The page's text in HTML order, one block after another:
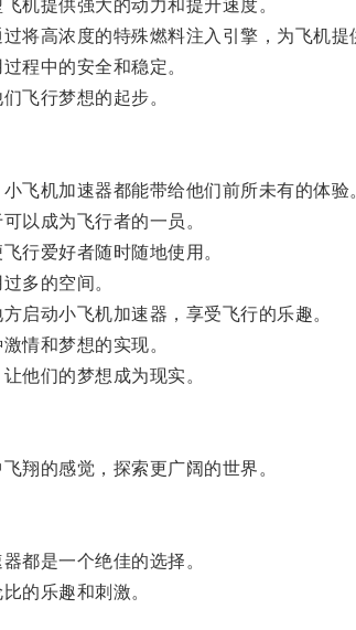
提供强大的动力和提升速度。
高浓度的特殊燃料注入引擎，为飞机提
程中的安全和稳定。
飞行梦想的起步。
机加速器都能带给他们前所未有的体验
以成为飞行者的一员。
爱好者随时随地使用。
多的空间。
动小飞机加速器，享受飞行的乐趣。
情和梦想的实现。
他们的梦想成为现实。
的感觉，探索更广阔的世界。
都是一个绝佳的选择。
的乐趣和刺激。